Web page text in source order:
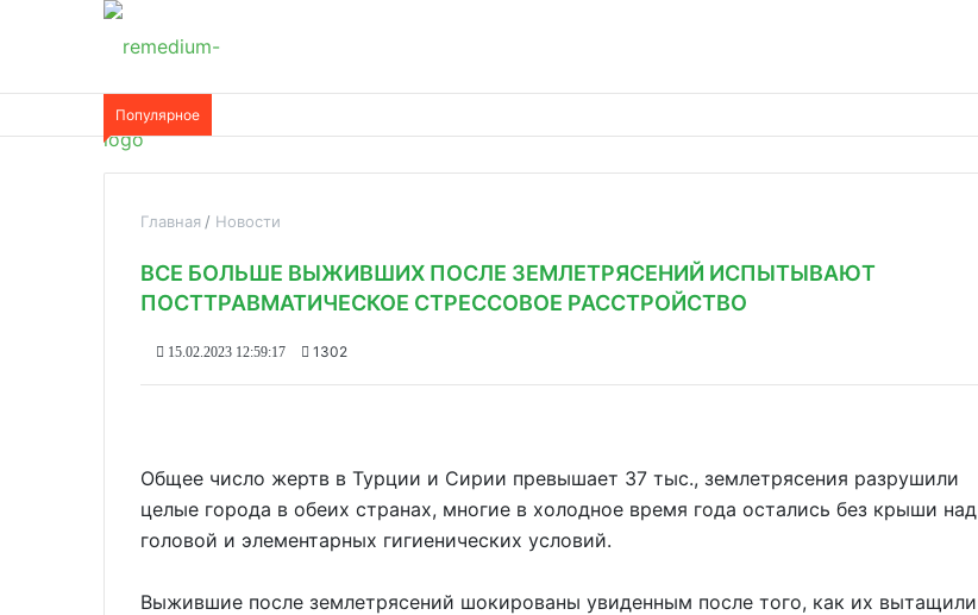
Популярное
Главная Новости
ВСЕ БОЛЬШЕ ВЫЖИВШИХ ПОСЛЕ ЗЕМЛЕТРЯСЕНИЙ ИСПЫТЫВАЮТ
ПОСТТРАВМАТИЧЕСКОЕ СТРЕССОВОЕ РАССТРОЙСТВО
15.02.2023 12:59:17 1302
Общее число жертв в Турции и Сирии превышает 37 тыс., землетрясения разрушили
целые города в обеих странах, многие в холодное время года остались без крыши над
головой и элементарных гигиенических условий.
Выжившие после землетрясений шокированы увиденным после того, как их вытащили